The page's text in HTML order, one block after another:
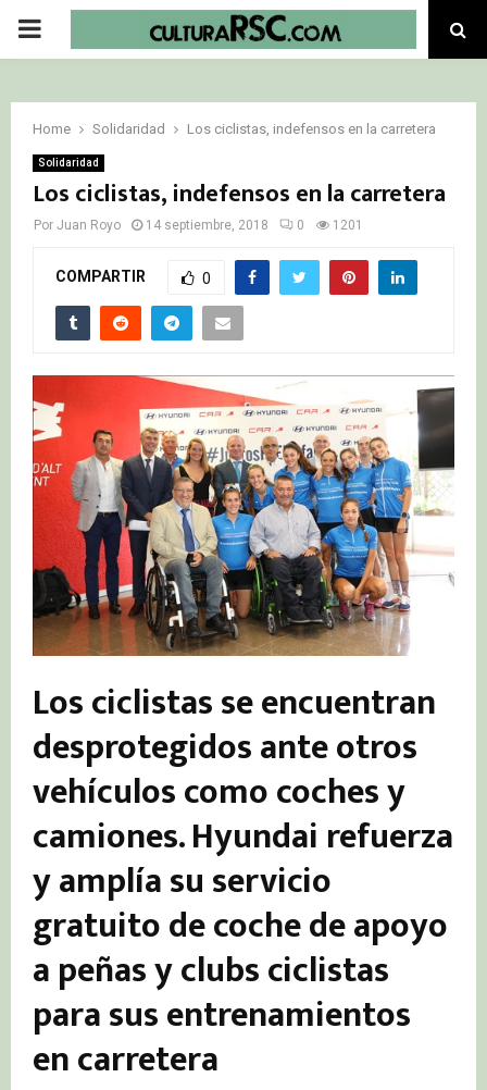
PRIMARY
Home Solidaridad Los ciclistas, indefensos en la carretera
Solidaridad
Los ciclistas, indefensos en la carretera
Por Juan Royo 14 septiembre, 2018 0 1201
COMPARTIR 0
Los ciclistas se encuentran
desprotegidos ante otros
vehículos como coches y
camiones. Hyundai refuerza
y amplía su servicio
gratuito de coche de apoyo
a peñas y clubs ciclistas
para sus entrenamientos
en carretera